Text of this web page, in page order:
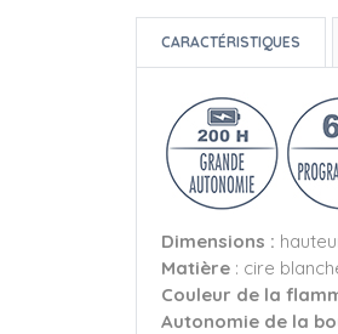
CARACTÉRISTIQUES
Dimensions :
Matière : cire
Couleur de la
Autonomie de la